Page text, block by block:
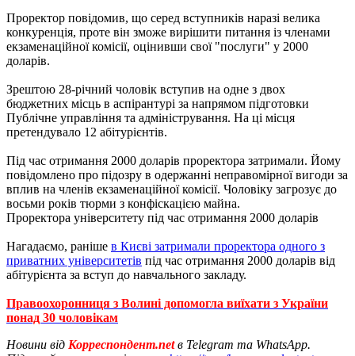
Проректор повідомив, що серед вступників наразі велика
конкуренція, проте він зможе вирішити питання із членами
екзаменаційної комісії, оцінивши свої "послуги" у 2000
доларів.
Зрештою 28-річний чоловік вступив на одне з двох
бюджетних місць в аспірантурі за напрямом підготовки
Публічне управління та адміністрування. На ці місця
претендувало 12 абітурієнтів.
Під час отримання 2000 доларів проректора затримали. Йому
повідомлено про підозру в одержанні неправомірної вигоди за
вплив на членів екзаменаційної комісії. Чоловіку загрозує до
восьми років тюрми з конфіскацією майна.
Проректора університету під час отримання 2000 доларів
Нагадаємо, раніше в Києві затримали проректора одного з
приватних університетів під час отримання 2000 доларів від
абітурієнта за вступ до навчального закладу.
Правоохоронниця з Волині допомогла виїхати з України
понад 30 чоловікам
Новини від Корреспондент.netв Telegram та WhatsApp.